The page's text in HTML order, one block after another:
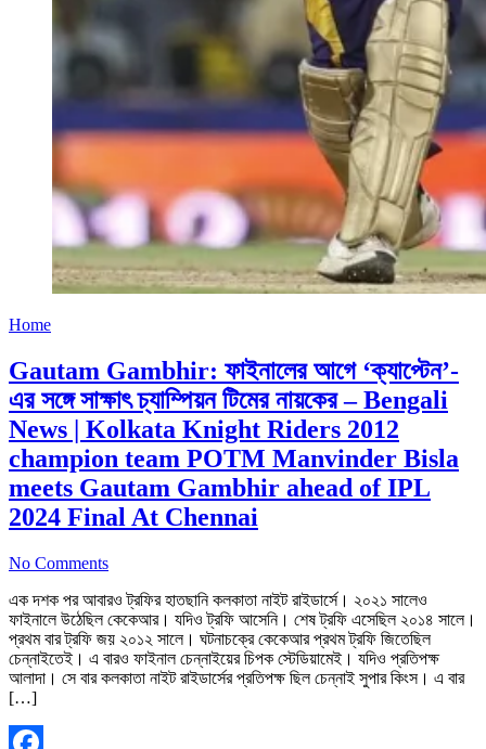
Home
Gautam Gambhir: ফাইনালের আগে ‘ক্যাপ্টেন’-
এর সঙ্গে সাক্ষাৎ চ্যাম্পিয়ন টিমের নায়কের – Bengali
News | Kolkata Knight Riders 2012
champion team POTM Manvinder Bisla
meets Gautam Gambhir ahead of IPL
2024 Final At Chennai
No Comments
এক দশক পর আবারও ট্রফির হাতছানি কলকাতা নাইট রাইডার্সে। ২০২১ সালেও
ফাইনালে উঠেছিল কেকেআর। যদিও ট্রফি আসেনি। শেষ ট্রফি এসেছিল ২০১৪ সালে।
প্রথম বার ট্রফি জয় ২০১২ সালে। ঘটনাচক্রে কেকেআর প্রথম ট্রফি জিতেছিল
চেন্নাইতেই। এ বারও ফাইনাল চেন্নাইয়ের চিপক স্টেডিয়ামেই। যদিও প্রতিপক্ষ
আলাদা। সে বার কলকাতা নাইট রাইডার্সের প্রতিপক্ষ ছিল চেন্নাই সুপার কিংস। এ বার
[…]